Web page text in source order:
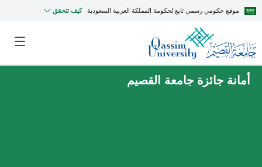
موقع حكومي رسمي تابع لحكومة المملكة العربية السعودية كيف تتحقق
أمانة جائزة جامعة القصيم